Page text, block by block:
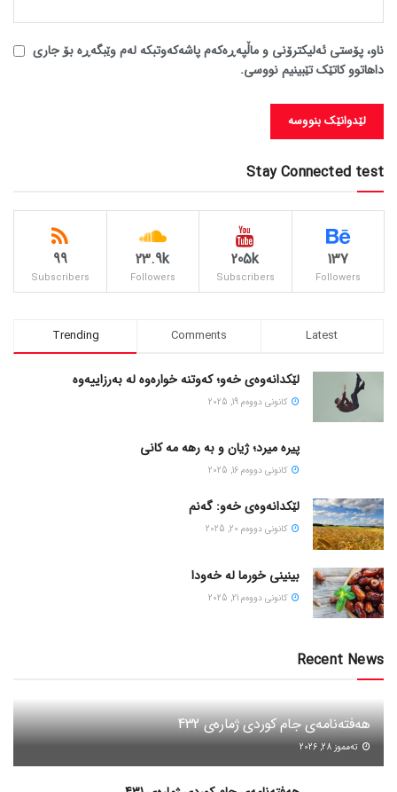
ناو، پۆستی ئەلیکترۆنی و ماڵپەڕەکەم پاشەکەوتبکە لەم وێبگەڕە بۆ جاری
داهاتوو کاتێک تێبینیم نووسی.
Stay Connected test
137
Followers
205k
Subscribers
23.9k
Followers
99
Subscribers
Trending Comments Latest
لێکدانەوەی خەو؛ کەوتنە خوارەوە لە بەرزاییەوە
كانونی دووه‌م 19, 2025
پیره میرد؛ ژیان و به رهه مه کانی
كانونی دووه‌م 16, 2025
لێکدانەوەی خەو: گەنم
كانونی دووه‌م 20, 2025
بینینی خورما لە خەودا
كانونی دووه‌م 21, 2025
Recent News
هەفتەنامەی جام کوردی ژمارەی 432
ته‌مموز 28, 2026